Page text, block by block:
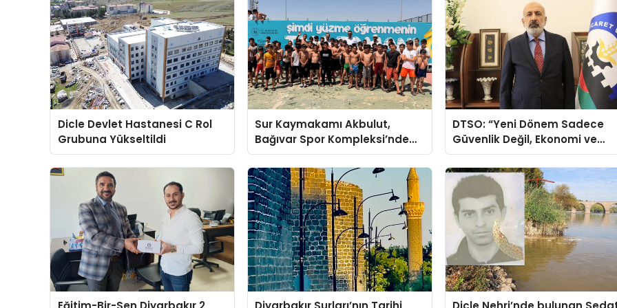
Dicle Devlet Hastanesi C Rol
Grubuna Yükseltildi
Sur Kaymakamı Akbulut,
Bağıvar Spor Kompleksi’nde
Genç Sporcularla Buluştu
DTSO: “Yeni Dönem Sadece
Güvenlik Değil, Ekonomi ve
Demokrasi Meselesidir”